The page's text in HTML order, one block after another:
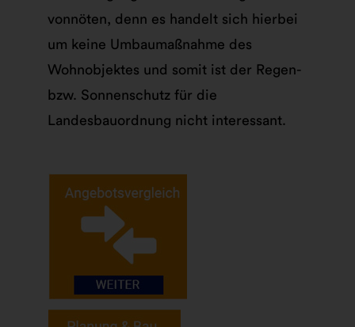
vonnöten, denn es handelt sich hierbei
um keine Umbaumaßnahme des
Wohnobjektes und somit ist der Regen-
bzw. Sonnenschutz für die
Landesbauordnung nicht interessant.